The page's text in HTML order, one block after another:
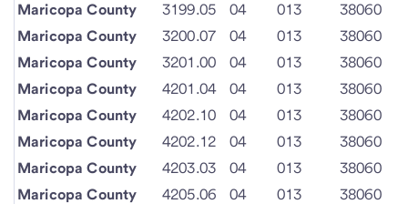
Maricopa County
3199.05 04 013
38060
Maricopa County
3200.07 04 013
38060
Maricopa County
3201.00 04 013
38060
Maricopa County
4201.04 04 013
38060
Maricopa County
4202.10 04 013
38060
Maricopa County
4202.12 04 013
38060
Maricopa County
4203.03 04 013
38060
Maricopa County
4205.06 04 013
38060